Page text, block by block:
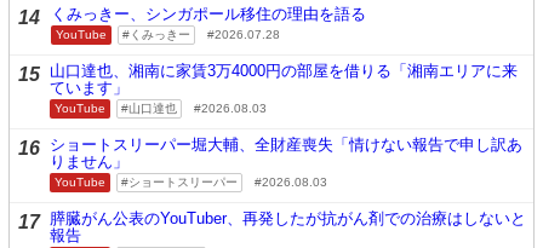
14 くみっきー、シンガポール移住の理由を語る
YouTube くみっきー 2026.07.28
15 山口達也、湘南に家賃3万4000円の部屋を借りる「湘南エリアに来
ています」
YouTube 山口達也 2026.08.03
16 ショートスリーパー堀大輔、全財産喪失「情けない報告で申し訳あ
りません」
YouTube ショートスリーパー 2026.08.03
17 膵臓がん公表のYouTuber、再発したが抗がん剤での治療はしないと
報告